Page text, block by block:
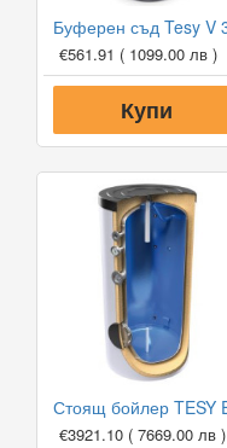
€561.91 ( 1099.00 лв )
Купи
€3921.10 ( 7669.00 лв )